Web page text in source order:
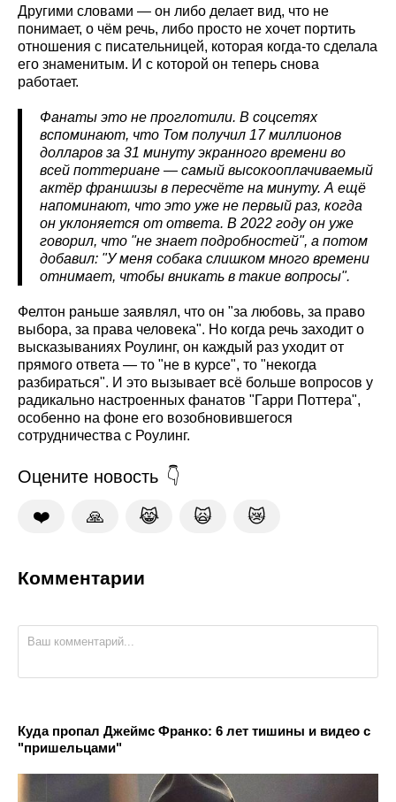
Другими словами — он либо делает вид, что не
понимает, о чём речь, либо просто не хочет портить
отношения с писательницей, которая когда-то сделала
его знаменитым. И с которой он теперь снова
работает.
Фанаты это не проглотили. В соцсетях
вспоминают, что Том получил 17 миллионов
долларов за 31 минуту экранного времени во
всей поттериане — самый высокооплачиваемый
актёр франшизы в пересчёте на минуту. А ещё
напоминают, что это уже не первый раз, когда
он уклоняется от ответа. В 2022 году он уже
говорил, что "не знает подробностей", а потом
добавил: "У меня собака слишком много времени
отнимает, чтобы вникать в такие вопросы".
Фелтон раньше заявлял, что он "за любовь, за право
выбора, за права человека". Но когда речь заходит о
высказываниях Роулинг, он каждый раз уходит от
прямого ответа — то "не в курсе", то "некогда
разбираться". И это вызывает всё больше вопросов у
радикально настроенных фанатов "Гарри Поттера",
особенно на фоне его возобновившегося
сотрудничества с Роулинг.
Оцените новость
❤️ 🙏 😹 🙀 😿
Комментарии
Куда пропал Джеймс Франко: 6 лет тишины и видео с
"пришельцами"